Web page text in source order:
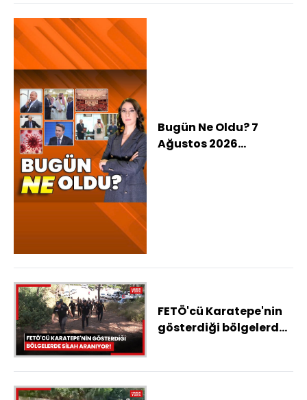
Bugün Ne Oldu? 7
Ağustos 2026
FETÖ'cü Karatepe'nin
gösterdiği bölgelerde